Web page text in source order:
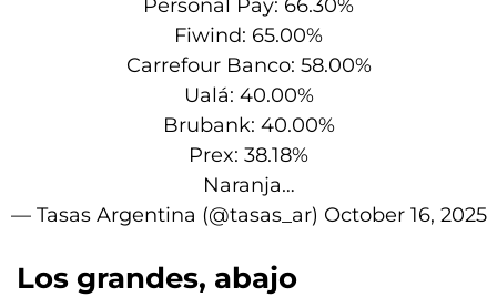
Personal Pay: 66.30%
Fiwind: 65.00%
Carrefour Banco: 58.00%
Ualá: 40.00%
Brubank: 40.00%
Prex: 38.18%
Naranja…
— Tasas Argentina (@tasas_ar) October 16, 2025
Los grandes, abajo